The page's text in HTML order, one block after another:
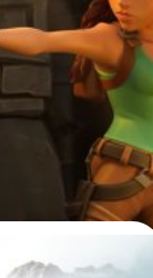
เมื่อทาง Square
Reloaded ที่จะมา
กมแนวอาเขต โดย
และ Android
สวมบทบาทเป็น
City Games ก็
าได้ทราบสักเท่า
ต่อไป พิสูจน์อักษร